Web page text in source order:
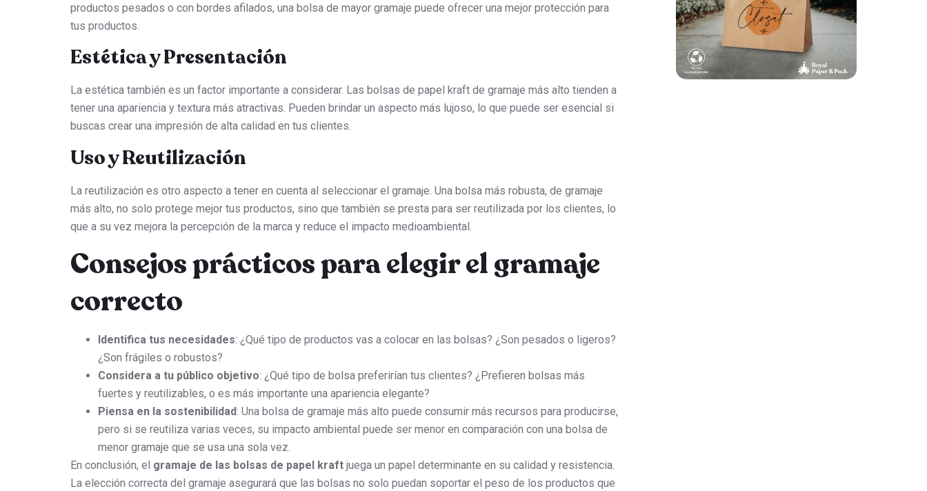
productos pesados o con bordes afilados, una bolsa de mayor gramaje puede ofrecer una mejor protección para
tus productos.
Estética y Presentación
La estética también es un factor importante a considerar. Las bolsas de papel kraft de gramaje más alto tienden a
tener una apariencia y textura más atractivas. Pueden brindar un aspecto más lujoso, lo que puede ser esencial si
buscas crear una impresión de alta calidad en tus clientes.
Uso y Reutilización
La reutilización es otro aspecto a tener en cuenta al seleccionar el gramaje. Una bolsa más robusta, de gramaje
más alto, no solo protege mejor tus productos, sino que también se presta para ser reutilizada por los clientes, lo
que a su vez mejora la percepción de la marca y reduce el impacto medioambiental.
Consejos prácticos para elegir el gramaje
correcto
Identifica tus necesidades: ¿Qué tipo de productos vas a colocar en las bolsas? ¿Son pesados o ligeros?
¿Son frágiles o robustos?
Considera a tu público objetivo: ¿Qué tipo de bolsa preferirían tus clientes? ¿Prefieren bolsas más
fuertes y reutilizables, o es más importante una apariencia elegante?
Piensa en la sostenibilidad: Una bolsa de gramaje más alto puede consumir más recursos para producirse,
pero si se reutiliza varias veces, su impacto ambiental puede ser menor en comparación con una bolsa de
menor gramaje que se usa una sola vez.
En conclusión, el gramaje de las bolsas de papel kraft juega un papel determinante en su calidad y resistencia.
La elección correcta del gramaje asegurará que las bolsas no solo puedan soportar el peso de los productos que